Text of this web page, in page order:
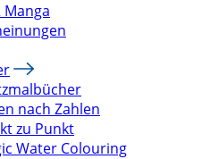
Manga
nach Zahlen
zu Punkt
Water Colouring